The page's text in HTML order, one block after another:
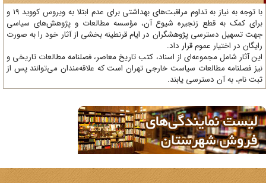
با توجه به نیاز به تداوم مراقبت‌های بهداشتی برای عدم ابتلا به ویروس کووید 19 و
کمک به قطع زنجیره شیوع آن، مؤسسه مطالعات و پژوهش‌های سیاسی
تسهیل دسترسی پژوهشگران در ایام قرنطینه بخشی از آثار خود را به صورت
در اختیار عموم قرار داد.
آثار شامل مجموعه‌ای از اسناد، کتب تاریخ معاصر، فصلنامه‌ مطالعات تاریخی و
فصلنامه مطالعات سیاست خارجی تهران است که علاقه‌مندان می‌توانند پس از
نام، به آن دسترسی یابند.